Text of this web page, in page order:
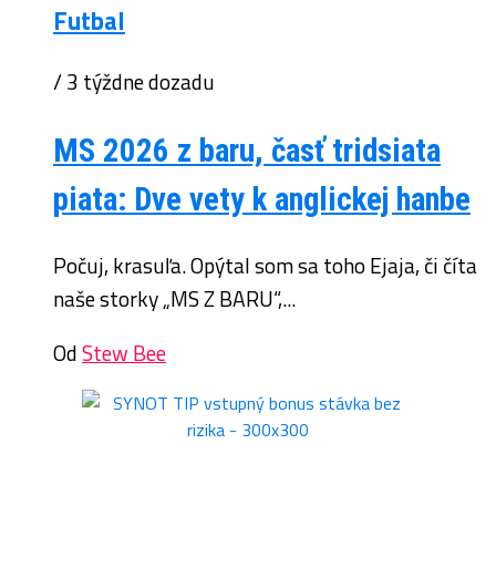
Futbal
/ 3 týždne dozadu
MS 2026 z baru, časť tridsiata
piata: Dve vety k anglickej hanbe
Počuj, krasuľa. Opýtal som sa toho Ejaja, či číta
naše storky „MS Z BARU“,...
OdStew Bee